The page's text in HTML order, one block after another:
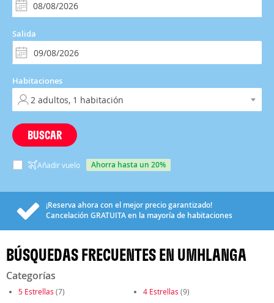
Salida
Habitaciones
BUSCAR
Añadir vuelo ahorra hasta un 20%
¡Reserva ahora con el mejor precio garantizado!
Cancelación GRATUITAen la mayoría de habitaciones
BÚSQUEDAS FRECUENTES EN UMHLANGA
Categorías
5 Estrellas (7) 4 Estrellas (9)